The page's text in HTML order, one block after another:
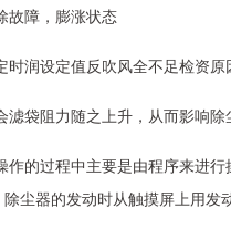
故障，膨涨状态
时润设定值反吹风全不足检资原
滤袋阻力随之上升，从而影响
作的过程中主要是由程序来进
尘器的发动时从触摸屏上用发